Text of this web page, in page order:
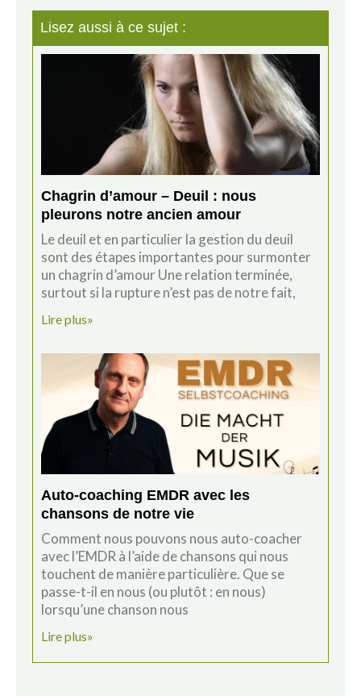
Lisez aussi à ce sujet :
Chagrin d’amour – Deuil : nous
pleurons notre ancien amour
Le deuil et en particulier la gestion du deuil
sont des étapes importantes pour surmonter
un chagrin d’amour Une relation terminée,
surtout si la rupture n’est pas de notre fait,
Lire plus»
Auto-coaching EMDR avec les
chansons de notre vie
Comment nous pouvons nous auto-coacher
avec l’EMDR à l’aide de chansons qui nous
touchent de manière particulière. Que se
passe-t-il en nous (ou plutôt : en nous)
lorsqu’une chanson nous
Lire plus»